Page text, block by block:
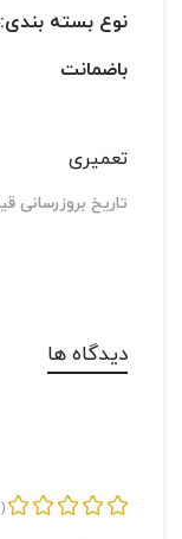
نوع بسته
باضمانت
تعمیری
تاریخ بروزرسانی
دیدگاه ها